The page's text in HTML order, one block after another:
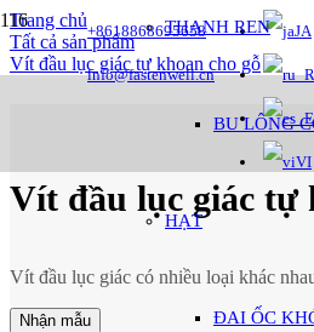
+8618868695658
info@fastenwell.cn
JA
VI
THANH REN
BU LÔNG
HẠT
ĐAI ỐC
Trang chủ
Tất cả sản phẩm
Vít đầu lục giác tự khoan cho gỗ
Vít đầu lục giác tự
Vít đầu lục giác có nhiều loại khác
Nhận mẫu